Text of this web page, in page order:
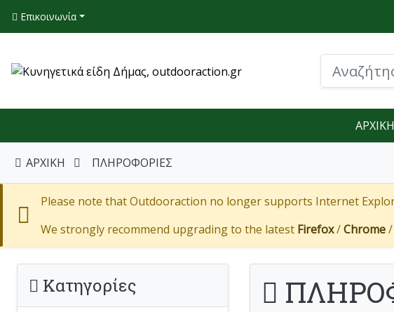
Επικοινωνία
ΑΡΧΙΚΗ
ΑΡΧΙΚΗ ΠΛΗΡΟΦΟΡΙΕΣ
Please note that Outdooraction no longer supports Internet
We strongly recommend upgrading to the latest Firefox/Chrome/
Κατηγορίες